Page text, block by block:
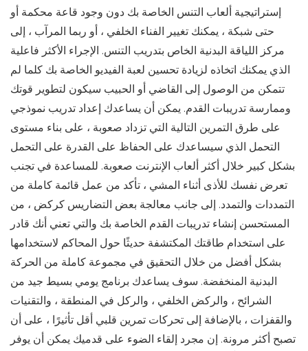
إستراتيجية ألعاب التنس الخاصة بك دون وجود قاعة محكمة أو
حتى شبكة ، يمكنك تغيير الفناء الخلفي ، أو ربما المرآب ، إلى
مركز اللياقة البدنية الخاص بتدريب التنس. الإجراء الأكثر فاعلية
الذي يمكنك اتخاذه لزيادة تحسين لعبة الفيديو الخاصة بك كلما لم
تتمكن من الوصول إلى القاضي أو الحبيب سيكون لتطوير قوتك
وممارسة تدريبات القدم. يمكن أن يساعدك إعداد تدريب نموذجي
على طرق التمرين التالية التي تزداد صعوبة ، على بناء مستوى
التحمل الذي سيساعدك على الحفاظ على القدرة على التحمل
بشكل كبير خلال أكثر ألعاب الإنترنت صعوبة. للمساعدة في تجنب
تعرض نفسك للأذى أثناء المشي ، تأكد من عمل قائمة كاملة من
التمددات والتمدد. إلى جانب معالجة بعض التضاريس كركض ، من
المستحسن إنشاء تدريبات القدم الخاصة بك والتي تعني أنك قادر
على استخدام طاقتك المكتشفة حديثًا حول المحاكم لاستخدامها
بشكل أفضل من خلال التحقيق في مجموعة كاملة من الحركة
البدنية المنخفضة. سوف يساعدك برنامج يومي بسيط جيد من
الشرائح ، والركض الخلفي ، والركل في المنطقة ، والتقنيات
والقفزات ، بالإضافة إلى تحركات تمرين قلبي أقل تأثيرًا ، على أن
تصبح أكثر مرونة. إن مجرد إلقاء الضوء على قدميك يمكن أن يوفر